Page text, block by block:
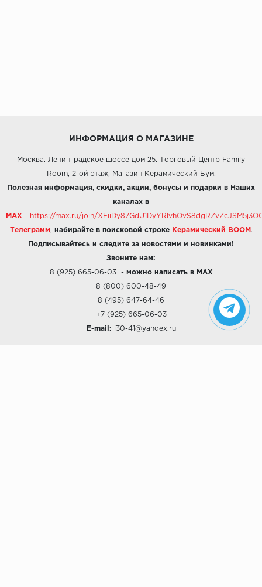
ИНФОРМАЦИЯ О МАГАЗИНЕ
Москва, Ленинградское шоссе дом 25, Торговый Центр Family
Room, 2-ой этаж, Магазин Керамический Бум.
Полезная информация, скидки, акции, бонусы и подарки в Наших
каналах в
MAX - https://max.ru/join/
Телеграмм набирайте в поисковой строке Керамический BOOM .
Подписывайтесь и следите за новостями и новинками!
Звоните нам:
8 (925) 665-06-03- можно написать в MAX
8 (800) 600-48-49
8 (495) 647-64-46
+7 (925) 665-06-03
E-mail: i30-41@yandex.ru